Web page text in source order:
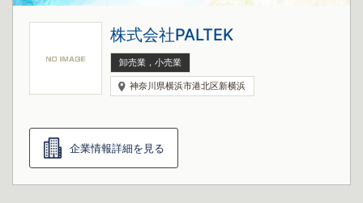
株式会社PALTEK
卸売業，小売業
神奈川県横浜市港北区新横浜
企業情報詳細を見る